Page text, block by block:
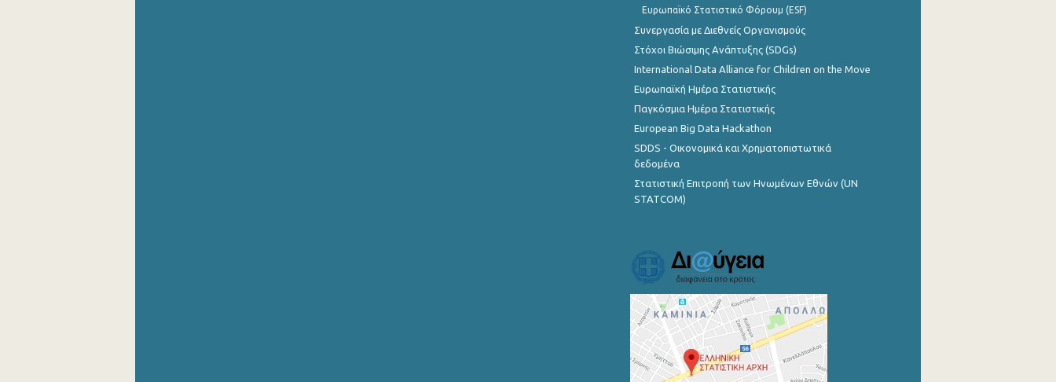
Ευρωπαϊκό Στατιστικό Φόρουμ (ESF)
Συνεργασία με Διεθνείς Οργανισμούς
Στόχοι Βιώσιμης Ανάπτυξης (SDGs)
International Data Alliance for Children on the Move
Ευρωπαϊκή Ημέρα Στατιστικής
Παγκόσμια Ημέρα Στατιστικής
European Big Data Hackathon
SDDS - Οικονομικά και Χρηματοπιστωτικά
δεδομένα
Στατιστική Επιτροπή των Ηνωμένων Εθνών (UN
STATCOM)